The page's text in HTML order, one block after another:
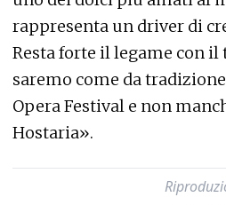
rappresenta un driver di
Resta forte il legame con
saremo come da
Opera Festival e non
Hostaria».